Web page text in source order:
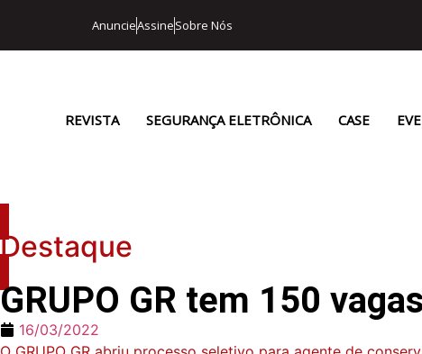
AnuncieAssineSobre Nós
REVISTA SEGURANÇA ELETRÔNICA CASE
Destaque
GRUPO GR tem 150
16/03/2022